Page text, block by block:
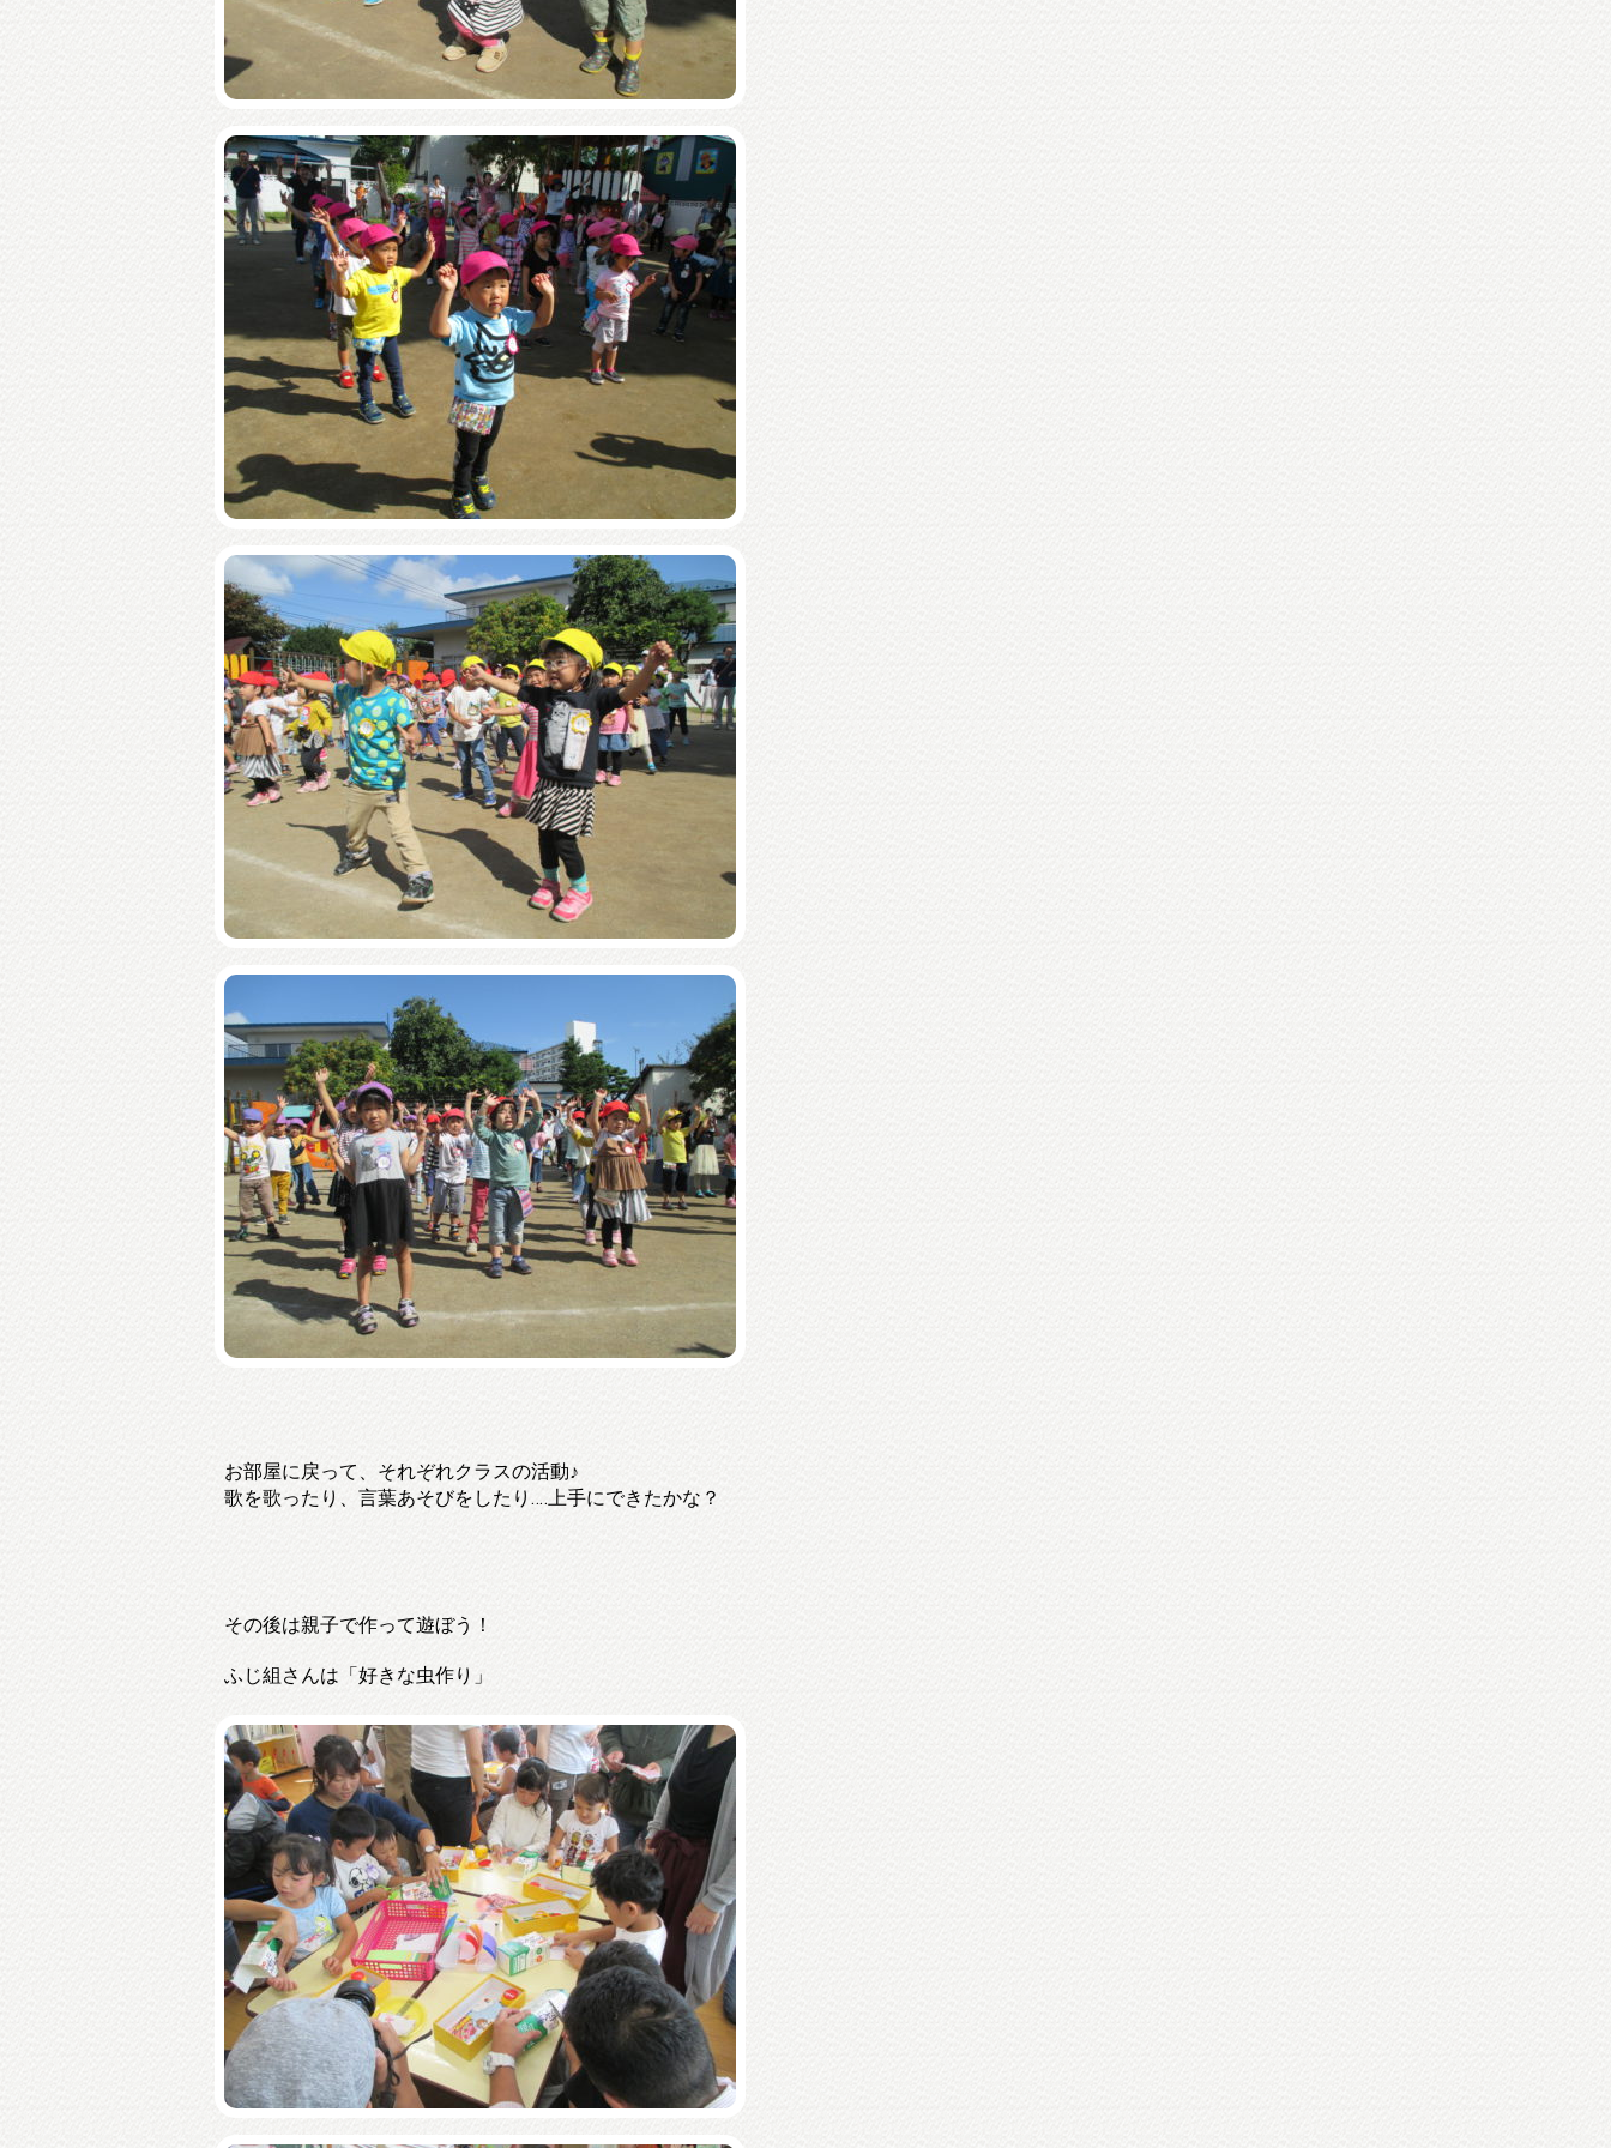
お部屋に戻って、それぞれクラスの活動♪
歌を歌ったり、言葉あそびをしたり‥‥上手にできたかな？
その後は親子で作って遊ぼう！
ふじ組さんは「好きな虫作り」